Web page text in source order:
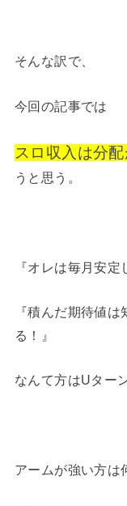
そんな訳で、
今回の記事では
スロ収入は分
うと思う。
『オレは毎月安定
『積んだ期待値
る！』
なんて方はUター
アームが強い方は